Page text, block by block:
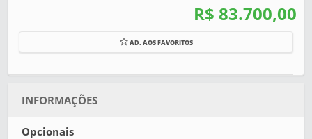
R$ 83.700,00
AD. AOS FAVORITOS
INFORMAÇÕES
Opcionais